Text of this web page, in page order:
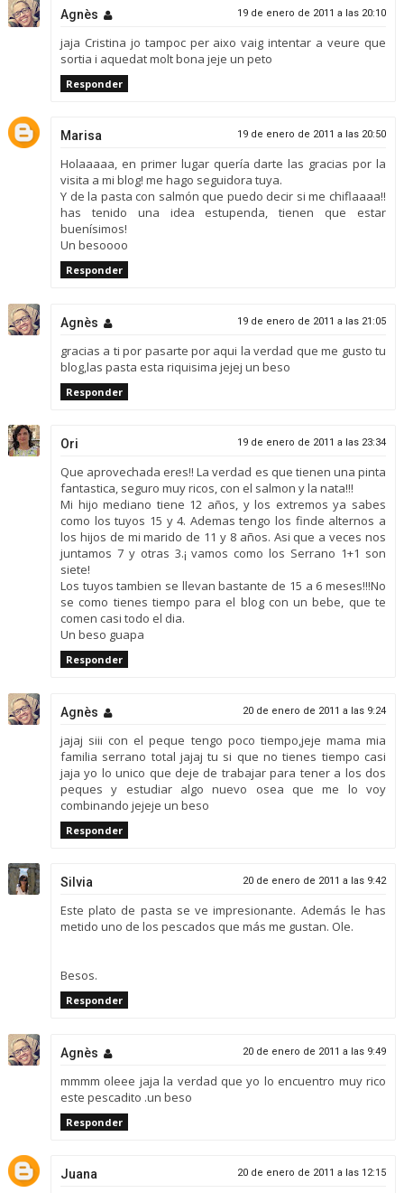
Agnès 19 de enero de 2011 a las 20:10
jaja Cristina jo tampoc per aixo vaig intentar a veure que
sortia i aquedat molt bona jeje un peto
Responder
Marisa 19 de enero de 2011 a las 20:50
Holaaaaa, en primer lugar quería darte las gracias por la
visita a mi blog! me hago seguidora tuya.
Y de la pasta con salmón que puedo decir si me chiflaaaa!!
has tenido una idea estupenda, tienen que estar
buenísimos!
Un besoooo
Responder
Agnès 19 de enero de 2011 a las 21:05
gracias a ti por pasarte por aqui la verdad que me gusto tu
blog,las pasta esta riquisima jejej un beso
Responder
Ori 19 de enero de 2011 a las 23:34
Que aprovechada eres!! La verdad es que tienen una pinta
fantastica, seguro muy ricos, con el salmon y la nata!!!
Mi hijo mediano tiene 12 años, y los extremos ya sabes
como los tuyos 15 y 4. Ademas tengo los finde alternos a
los hijos de mi marido de 11 y 8 años. Asi que a veces nos
juntamos 7 y otras 3.¡ vamos como los Serrano 1+1 son
siete!
Los tuyos tambien se llevan bastante de 15 a 6 meses!!!No
se como tienes tiempo para el blog con un bebe, que te
comen casi todo el dia.
Un beso guapa
Responder
Agnès 20 de enero de 2011 a las 9:24
jajaj siii con el peque tengo poco tiempo,jeje mama mia
familia serrano total jajaj tu si que no tienes tiempo casi
jaja yo lo unico que deje de trabajar para tener a los dos
peques y estudiar algo nuevo osea que me lo voy
combinando jejeje un beso
Responder
Silvia 20 de enero de 2011 a las 9:42
Este plato de pasta se ve impresionante. Además le has
metido uno de los pescados que más me gustan. Ole.
Besos.
Responder
Agnès 20 de enero de 2011 a las 9:49
mmmm oleee jaja la verdad que yo lo encuentro muy rico
este pescadito .un beso
Responder
Juana 20 de enero de 2011 a las 12:15